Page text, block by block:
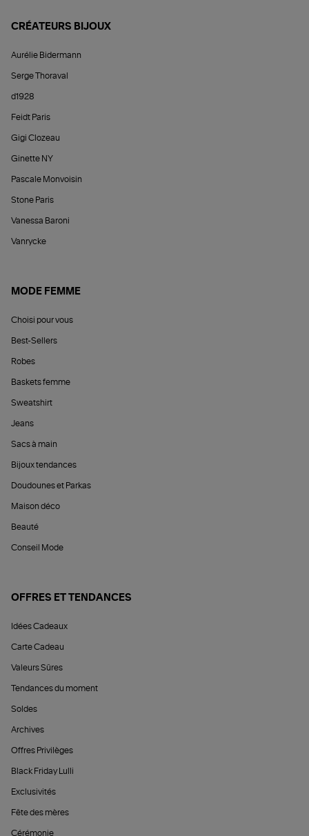
CRÉATEURS BIJOUX
Aurélie Bidermann
Serge Thoraval
d1928
Feidt Paris
Gigi Clozeau
Ginette NY
Pascale Monvoisin
Stone Paris
Vanessa Baroni
Vanrycke
MODE FEMME
Choisi pour vous
Best-Sellers
Robes
Baskets femme
Sweatshirt
Jeans
Sacs à main
Bijoux tendances
Doudounes et Parkas
Maison déco
Beauté
Conseil Mode
OFFRES ET TENDANCES
Idées Cadeaux
Carte Cadeau
Valeurs Sûres
Tendances du moment
Soldes
Archives
Offres Privilèges
Black Friday Lulli
Exclusivités
Fête des mères
Cérémonie